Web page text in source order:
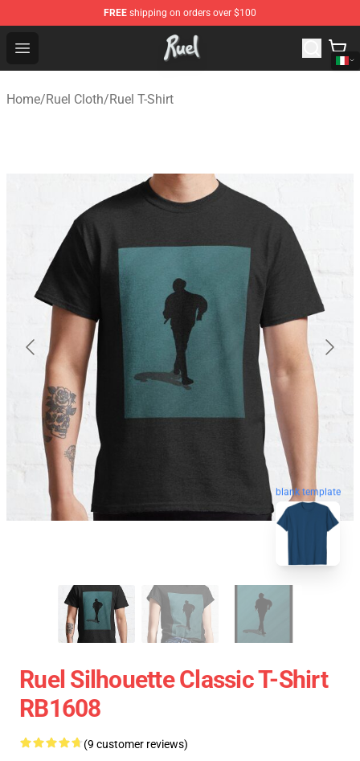
FREE shipping on orders over $100
Open menu
Ruel Store - Official Ruel Merchandise Shop
Home/Ruel Cloth/Ruel T-Shirt
blank template
Ruel Silhouette Classic T-Shirt
RB1608
(9 customer reviews)